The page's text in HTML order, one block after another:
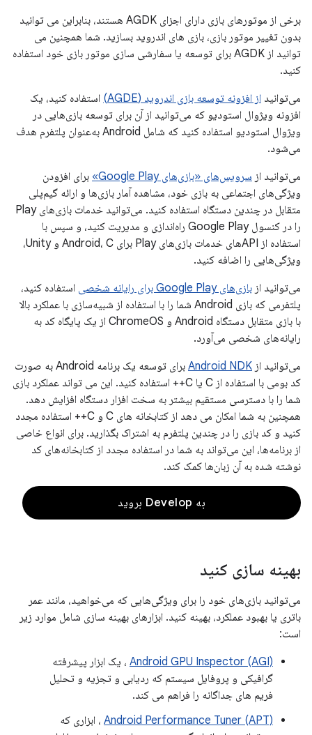
برخی از موتورهای بازی دارای اجزای AGDK هستند، بنابراین می توانید
بدون تغییر موتور بازی، بازی های اندروید بسازید. شما همچنین می
توانید از AGDK برای توسعه یا سفارشی سازی موتور بازی خود استفاده
کنید.
می‌توانید از افزونه توسعه بازی اندروید (AGDE)
استفاده کنید، یک
افزونه ویژوال استودیو که می‌توانید از آن برای توسعه بازی‌هایی در
ویژوال استودیو استفاده کنید که شامل Android به‌عنوان پلتفرم هدف
می‌شود.
می‌توانید از سرویس‌های «بازی‌های Google Play»
برای افزودن
ویژگی‌های اجتماعی به بازی خود، مشاهده آمار بازی‌ها و ارائه گیم‌پلی
متقابل در چندین دستگاه استفاده کنید. می‌توانید خدمات بازی‌های Play
را در کنسول Google Play راه‌اندازی و مدیریت کنید، و سپس با
استفاده از APIهای خدمات بازی‌های Play برای Android، C و Unity،
ویژگی‌هایی را اضافه کنید.
می‌توانید از بازی‌های Google Play برای رایانه شخصی
استفاده کنید،
پلتفرمی که بازی Android شما را با استفاده از شبیه‌سازی با عملکرد بالا
با بازی متقابل دستگاه Android و ChromeOS از یک پایگاه کد به
رایانه‌های شخصی می‌آورد.
می‌توانید از Android NDK
برای توسعه یک برنامه Android به صورت
کد بومی با استفاده از C یا C++ استفاده کنید. این می تواند عملکرد بازی
شما را با دسترسی مستقیم بیشتر به سخت افزار دستگاه افزایش دهد.
همچنین به شما امکان می دهد از کتابخانه های C و C++ استفاده مجدد
کنید و کد بازی را در چندین پلتفرم به اشتراک بگذارید. برای انواع خاصی
از برنامه‌ها، این می‌تواند به شما در استفاده مجدد از کتابخانه‌های کد
نوشته شده به آن زبان‌ها کمک کند.
به Develop بروید
بهینه سازی کنید
می‌توانید بازی‌های خود را برای ویژگی‌هایی که می‌خواهید، مانند عمر
باتری یا بهبود عملکرد، بهینه کنید. ابزارهای بهینه سازی شامل موارد زیر
است:
Android GPU Inspector (AGI) ، یک ابزار پیشرفته
گرافیکی و پروفایل سیستم که ردیابی و تجزیه و تحلیل
فریم های جداگانه را فراهم می کند.
Android Performance Tuner (APT) ، ابزاری که